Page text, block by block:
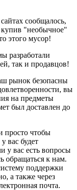
сообщалось,
"необычное"
этого мусор!
разработали
так и продавцов!
рынок безопасны
вы
на предметы
был доставлен до
просто чтобы
вас будет
у вас есть вопросы
обращаться к нам.
поддержки
а также через
почта.